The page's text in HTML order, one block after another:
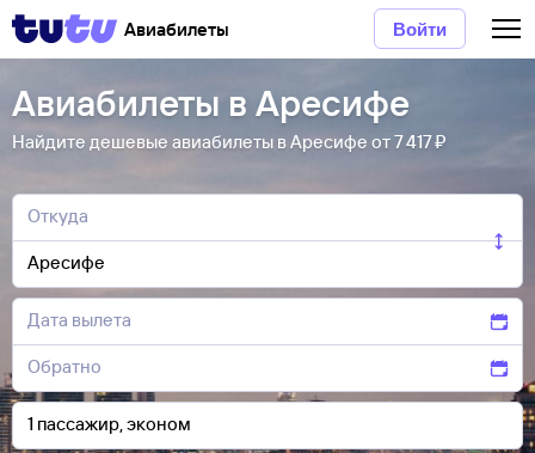
Авиабилеты Войти
Авиабилеты в Аресифе
Найдите дешевые авиабилеты в Аресифе от 7 ⁠417 ⁠₽